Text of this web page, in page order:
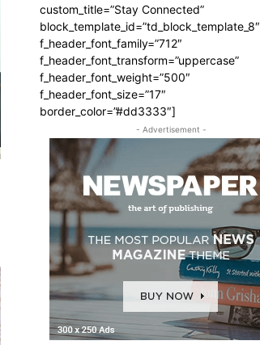
custom_title=”Stay Connected”
block_template_id=”td_block_template_8″
f_header_font_family=”712″
f_header_font_transform=”uppercase”
f_header_font_weight=”500″
f_header_font_size=”17″
border_color=”#dd3333″]
- Advertisement -